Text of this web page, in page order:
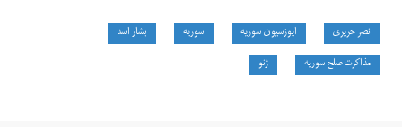
نصر حریری اپوزسیون سوریه سوریه
بشار اسد
مذاکرت صلح سوریه
ژنو